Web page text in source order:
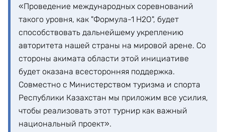
«Проведение международных соревнований
такого уровня, как "Формула-1 H2O", будет
способствовать дальнейшему укреплению
авторитета нашей страны на мировой арене. Со
стороны акимата области этой инициативе
будет оказана всесторонняя поддержка.
Совместно с Министерством туризма и спорта
Республики Казахстан мы приложим все усилия,
чтобы реализовать этот турнир как важный
национальный проект».